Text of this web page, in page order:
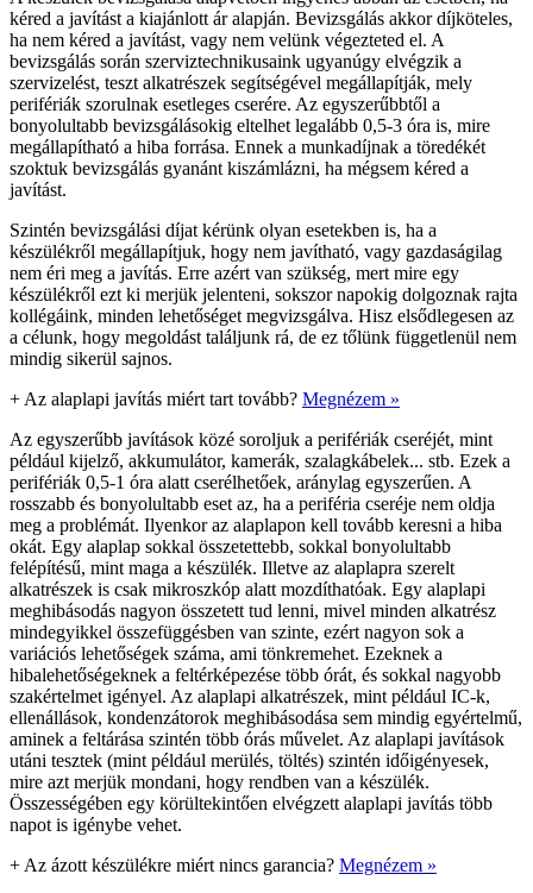
kéred a javítást a kiajánlott ár alapján. Bevizsgálás akkor díjköteles,
ha nem kéred a javítást, vagy nem velünk végezteted el. A
bevizsgálás során szerviztechnikusaink ugyanúgy elvégzik a
szervizelést, teszt alkatrészek segítségével megállapítják, mely
perifériák szorulnak esetleges cserére. Az egyszerűbbtől a
bonyolultabb bevizsgálásokig eltelhet legalább 0,5-3 óra is, mire
megállapítható a hiba forrása. Ennek a munkadíjnak a töredékét
szoktuk bevizsgálás gyanánt kiszámlázni, ha mégsem kéred a
javítást.
Szintén bevizsgálási díjat kérünk olyan esetekben is, ha a
készülékről megállapítjuk, hogy nem javítható, vagy gazdaságilag
nem éri meg a javítás. Erre azért van szükség, mert mire egy
készülékről ezt ki merjük jelenteni, sokszor napokig dolgoznak rajta
kollégáink, minden lehetőséget megvizsgálva. Hisz elsődlegesen az
a célunk, hogy megoldást találjunk rá, de ez tőlünk függetlenül nem
mindig sikerül sajnos.
+ Az alaplapi javítás miért tart tovább? Megnézem »
Az egyszerűbb javítások közé soroljuk a perifériák cseréjét, mint
például kijelző, akkumulátor, kamerák, szalagkábelek... stb. Ezek a
perifériák 0,5-1 óra alatt cserélhetőek, aránylag egyszerűen. A
rosszabb és bonyolultabb eset az, ha a periféria cseréje nem oldja
meg a problémát. Ilyenkor az alaplapon kell tovább keresni a hiba
okát. Egy alaplap sokkal összetettebb, sokkal bonyolultabb
felépítésű, mint maga a készülék. Illetve az alaplapra szerelt
alkatrészek is csak mikroszkóp alatt mozdíthatóak. Egy alaplapi
meghibásodás nagyon összetett tud lenni, mivel minden alkatrész
mindegyikkel összefüggésben van szinte, ezért nagyon sok a
variációs lehetőségek száma, ami tönkremehet. Ezeknek a
hibalehetőségeknek a feltérképezése több órát, és sokkal nagyobb
szakértelmet igényel. Az alaplapi alkatrészek, mint például IC-k,
ellenállások, kondenzátorok meghibásodása sem mindig egyértelmű,
aminek a feltárása szintén több órás művelet. Az alaplapi javítások
utáni tesztek (mint például merülés, töltés) szintén időigényesek,
mire azt merjük mondani, hogy rendben van a készülék.
Összességében egy körültekintően elvégzett alaplapi javítás több
napot is igénybe vehet.
+ Az ázott készülékre miért nincs garancia? Megnézem »